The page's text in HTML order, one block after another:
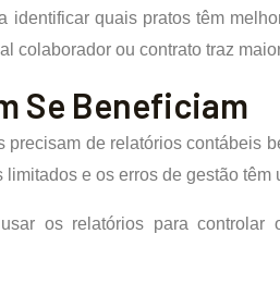
identificar quais pratos têm
colaborador ou contrato traz
Se Beneficiam
de relatórios contábeis
e os erros de gestão têm
os relatórios para